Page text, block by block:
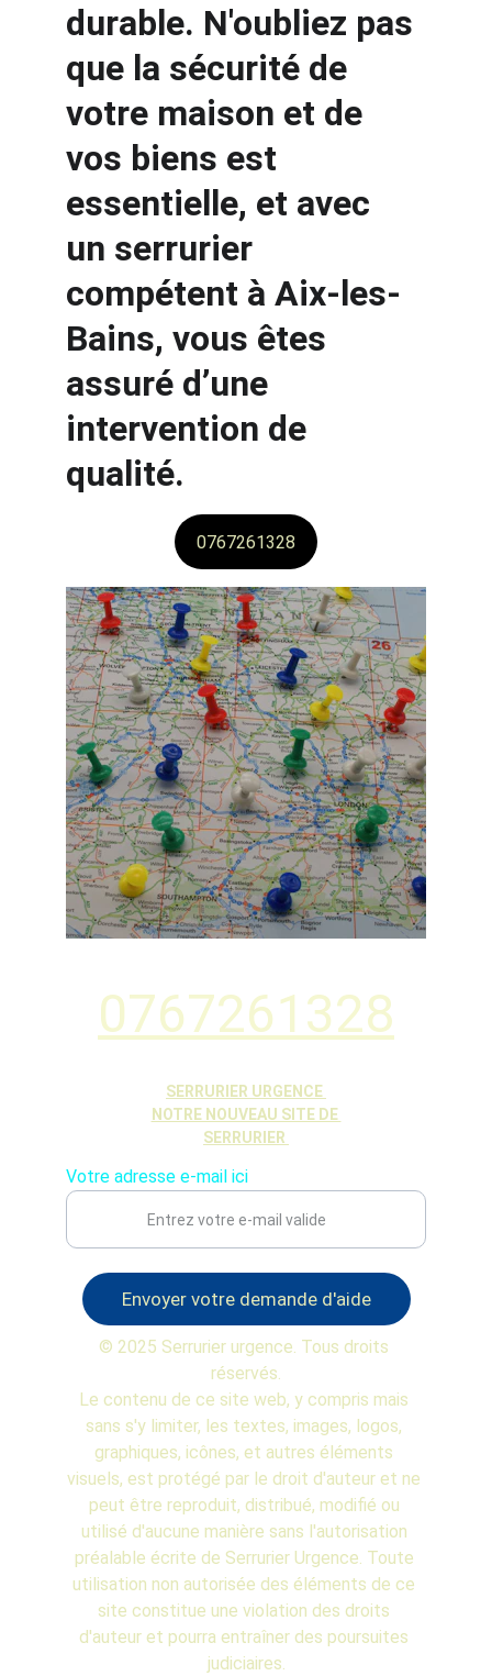
durable. N'oubliez pas
que la sécurité de
votre maison et de
vos biens est
essentielle, et avec
un serrurier
compétent à Aix-les-
Bains, vous êtes
assuré d’une
intervention de
qualité.
0767261328
SERRURIER URGENCE
NOTRE NOUVEAU SITE DE
SERRURIER
0767261328
Votre adresse e-mail ici
Envoyer votre demande d'aide
© 2025 Serrurier urgence. Tous droits
réservés.
Le contenu de ce site web, y compris mais
sans s'y limiter, les textes, images, logos,
graphiques, icônes, et autres éléments
visuels, est protégé par le droit d'auteur et ne
peut être reproduit, distribué, modifié ou
utilisé d'aucune manière sans l'autorisation
préalable écrite de Serrurier Urgence. Toute
utilisation non autorisée des éléments de ce
site constitue une violation des droits
d'auteur et pourra entraîner des poursuites
judiciaires.